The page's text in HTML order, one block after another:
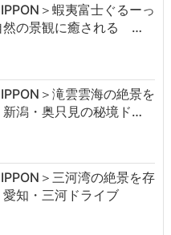
＞蝦夷富士ぐるーっ
然の景観に癒される …
＞滝雲雲海の絶景を
潟・奥只見の秘境ド…
＞三河湾の絶景を存
知・三河ドライブ